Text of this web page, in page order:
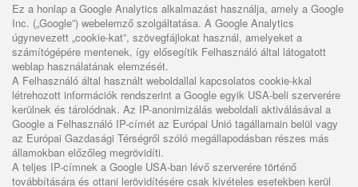
Ez a honlap a Google Analytics alkalmazást használja, amely a Google
Inc. („Google”) webelemző szolgáltatása. A Google Analytics
úgynevezett „cookie-kat”, szövegfájlokat használ, amelyeket a
számítógépére mentenek, így elősegítik Felhasználó által látogatott
weblap használatának elemzését.
A Felhasználó által használt weboldallal kapcsolatos cookie-kkal
létrehozott információk rendszerint a Google egyik USA-beli szerverére
kerülnek és tárolódnak. Az IP-anonimizálás weboldali aktiválásával a
Google a Felhasználó IP-címét az Európai Unió tagállamain belül vagy
az Európai Gazdasági Térségről szóló megállapodásban részes más
államokban előzőleg megrövidíti.
A teljes IP-címnek a Google USA-ban lévő szerverére történő
továbbítására és ottani lerövidítésére csak kivételes esetekben kerül